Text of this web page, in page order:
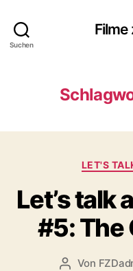
Suchen
LET'S
Let’s talk
#5: The
Beitragsautor
Von